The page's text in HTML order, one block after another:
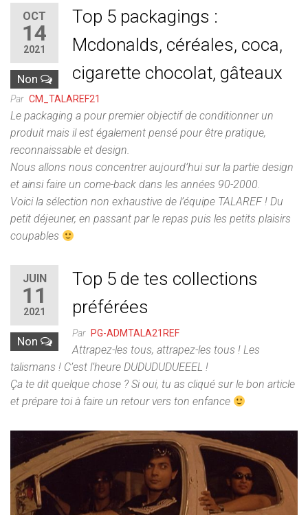
OCT
14
2021
Non
Top 5 packagings :
Mcdonalds, céréales, coca,
cigarette chocolat, gâteaux
Par CM_TALAREF21
Le packaging a pour premier objectif de conditionner un
produit mais il est également pensé pour être pratique,
reconnaissable et design.
Nous allons nous concentrer aujourd’hui sur la partie design
et ainsi faire un come-back dans les années 90-2000.
Voici la sélection non exhaustive de l’équipe TALAREF ! Du
petit déjeuner, en passant par le repas puis les petits plaisirs
coupables
JUIN
11
2021
Non
Top 5 de tes collections
préférées
Par PG-ADMTALA21REF
Attrapez-les tous, attrapez-les tous ! Les
talismans ! C’est l’heure DUDUDUDUEEEL !
Ça te dit quelque chose ? Si oui, tu as cliqué sur le bon article
et prépare toi à faire un retour vers ton enfance